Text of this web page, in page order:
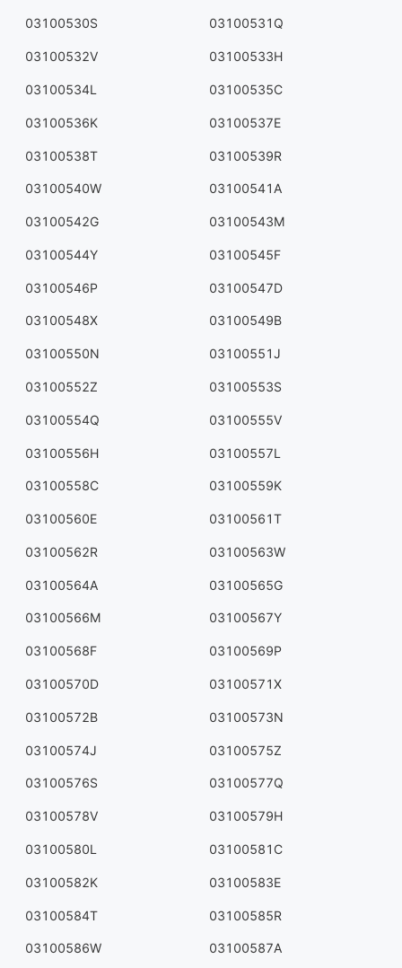
03100530S 03100531Q
03100532V 03100533H
03100534L 03100535C
03100536K 03100537E
03100538T 03100539R
03100540W 03100541A
03100542G 03100543M
03100544Y 03100545F
03100546P 03100547D
03100548X 03100549B
03100550N 03100551J
03100552Z 03100553S
03100554Q 03100555V
03100556H 03100557L
03100558C 03100559K
03100560E 03100561T
03100562R 03100563W
03100564A 03100565G
03100566M 03100567Y
03100568F 03100569P
03100570D 03100571X
03100572B 03100573N
03100574J 03100575Z
03100576S 03100577Q
03100578V 03100579H
03100580L 03100581C
03100582K 03100583E
03100584T 03100585R
03100586W 03100587A